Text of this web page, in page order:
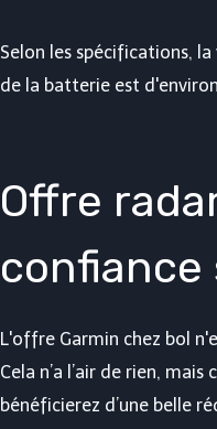
Selon les spécifications,
de la batterie est
Offre
confiance
L'offre Garmin chez bol
Cela n’a l’air de rien,
bénéficierez d’une belle